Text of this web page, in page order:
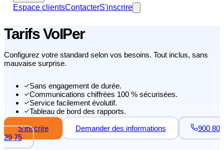
Espace clientsContacterS'inscrire
Tarifs VoIPer
Configurez votre standard selon vos besoins. Tout inclus, sans
mauvaise surprise.
Sans engagement de durée.
Communications chiffrées 100 % sécurisées.
Service facilement évolutif.
Tableau de bord des rapports.
S'inscrire
Demander des informations
900 80
29 75